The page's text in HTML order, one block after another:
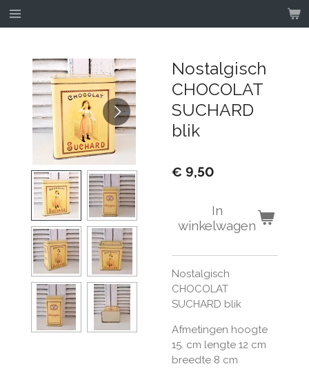
Ga
direct
hoofdinhoud
Nostalgisch
CHOCOLAT
SUCHARD
blik
€ 9,50
In
winkelwagen
Nostalgisch
CHOCOLAT
SUCHARD blik
Afmetingen hoogte
15. cm lengte 12 cm
breedte 8 cm